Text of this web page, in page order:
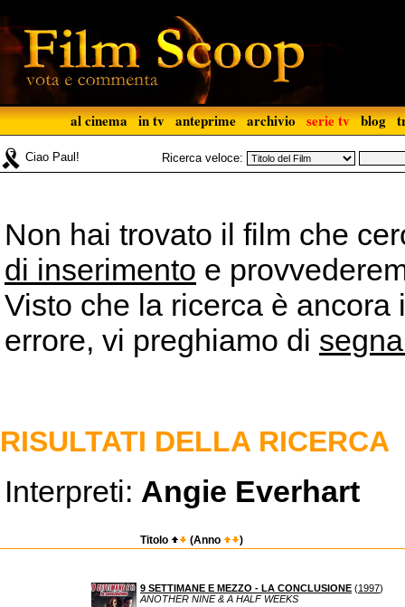
al cinema in tv anteprime archivio serie tv blog
Ciao Paul! Ricerca veloce:
Non hai trovato il film che
di inserimento e
Visto che la ricerca è
errore, vi preghiamo di
RISULTATI DELLA RICERCA
Interpreti: Angie Everhart
Titolo (Anno )
9 SETTIMANE E MEZZO - LA CONCLUSIONE (1997)
ANOTHER NINE & A HALF WEEKS